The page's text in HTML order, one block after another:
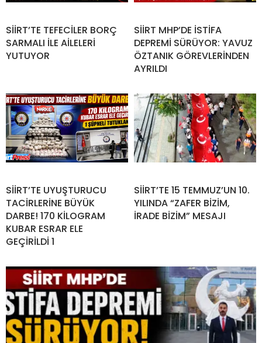
SİİRT’TE TEFECİLER BORÇ
SARMALI İLE AİLELERİ
YUTUYOR
SİİRT MHP’DE İSTİFA
DEPREMİ SÜRÜYOR: YAVUZ
ÖZTANIK GÖREVLERİNDEN
AYRILDI
SİİRT’TE UYUŞTURUCU
TACİRLERİNE BÜYÜK
DARBE! 170 KİLOGRAM
KUBAR ESRAR ELE
GEÇİRİLDİ 1
SİİRT’TE 15 TEMMUZ’UN 10.
YILINDA “ZAFER BİZİM,
İRADE BİZİM” MESAJI